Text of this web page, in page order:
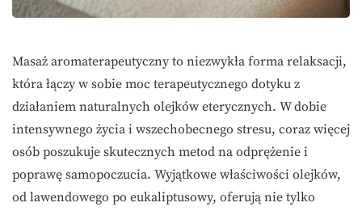
Masaż aromaterapeutyczny to niezwykła forma relaksacji,
która łączy w sobie moc terapeutycznego dotyku z
działaniem naturalnych olejków eterycznych. W dobie
intensywnego życia i wszechobecnego stresu, coraz więcej
osób poszukuje skutecznych metod na odprężenie i
poprawę samopoczucia. Wyjątkowe właściwości olejków,
od lawendowego po eukaliptusowy, oferują nie tylko